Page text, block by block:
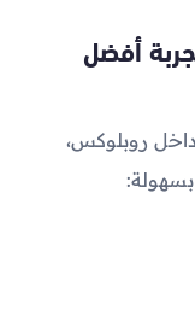
أفضل
روبلوكس،